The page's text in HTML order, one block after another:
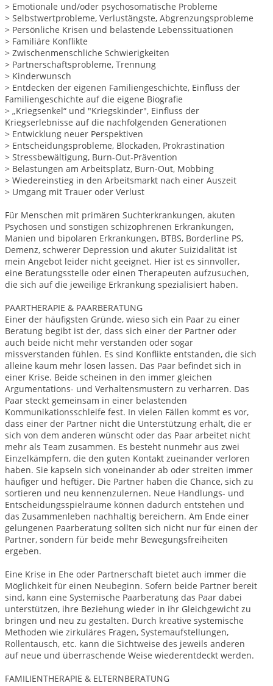
> Emotionale und/oder psychosomatische Probleme
> Selbstwertprobleme, Verlustängste, Abgrenzungsprobleme
> Persönliche Krisen und belastende Lebenssituationen
> Familiäre Konflikte
> Zwischenmenschliche Schwierigkeiten
> Partnerschaftsprobleme, Trennung
> Kinderwunsch
> Entdecken der eigenen Familiengeschichte, Einfluss der
Familiengeschichte auf die eigene Biografie
> „Kriegsenkel“ und "Kriegskinder", Einfluss der
Kriegserlebnisse auf die nachfolgenden Generationen
> Entwicklung neuer Perspektiven
> Entscheidungsprobleme, Blockaden, Prokrastination
> Stressbewältigung, Burn-Out-Prävention
> Belastungen am Arbeitsplatz, Burn-Out, Mobbing
> Wiedereinstieg in den Arbeitsmarkt nach einer Auszeit
> Umgang mit Trauer oder Verlust
Für Menschen mit primären Suchterkrankungen, akuten
Psychosen und sonstigen schizophrenen Erkrankungen,
Manien und bipolaren Erkrankungen, BTBS, Borderline PS,
Demenz, schwerer Depression und akuter Suizidalität ist
mein Angebot leider nicht geeignet. Hier ist es sinnvoller,
eine Beratungsstelle oder einen Therapeuten aufzusuchen,
die sich auf die jeweilige Erkrankung spezialisiert haben.
PAARTHERAPIE & PAARBERATUNG
Einer der häufigsten Gründe, wieso sich ein Paar zu einer
Beratung begibt ist der, dass sich einer der Partner oder
auch beide nicht mehr verstanden oder sogar
missverstanden fühlen. Es sind Konflikte entstanden, die sich
alleine kaum mehr lösen lassen. Das Paar befindet sich in
einer Krise. Beide scheinen in den immer gleichen
Argumentations- und Verhaltensmustern zu verharren. Das
Paar steckt gemeinsam in einer belastenden
Kommunikationsschleife fest. In vielen Fällen kommt es vor,
dass einer der Partner nicht die Unterstützung erhält, die er
sich von dem anderen wünscht oder das Paar arbeitet nicht
mehr als Team zusammen. Es besteht nunmehr aus zwei
Einzelkämpfern, die den guten Kontakt zueinander verloren
haben. Sie kapseln sich voneinander ab oder streiten immer
häufiger und heftiger. Die Partner haben die Chance, sich zu
sortieren und neu kennenzulernen. Neue Handlungs- und
Entscheidungsspielräume können dadurch entstehen und
das Zusammenleben nachhaltig bereichern. Am Ende einer
gelungenen Paarberatung sollten sich nicht nur für einen der
Partner, sondern für beide mehr Bewegungsfreiheiten
ergeben.
Eine Krise in Ehe oder Partnerschaft bietet auch immer die
Möglichkeit für einen Neubeginn. Sofern beide Partner bereit
sind, kann eine Systemische Paarberatung das Paar dabei
unterstützen, ihre Beziehung wieder in ihr Gleichgewicht zu
bringen und neu zu gestalten. Durch kreative systemische
Methoden wie zirkuläres Fragen, Systemaufstellungen,
Rollentausch, etc. kann die Sichtweise des jeweils anderen
auf neue und überraschende Weise wiederentdeckt werden.
FAMILIENTHERAPIE & ELTERNBERATUNG